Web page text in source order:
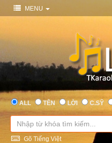
MENU
ALL TÊN LỜI C.SỸ
Gõ Tiếng Việt